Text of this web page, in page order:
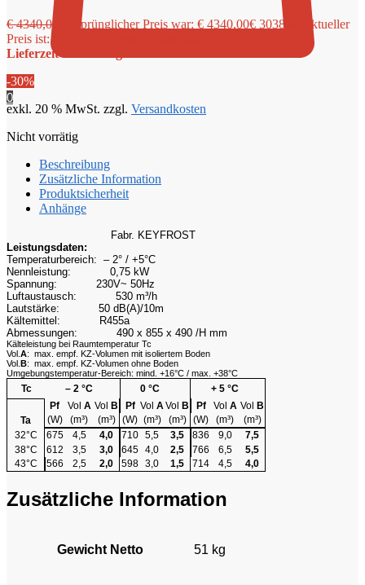
0
€4340,00 Ursprünglicher Preis war: € 4340,00€ 3038,00
Aktueller
Preis ist: € 3038,00.
Lieferzeit auf Anfrage
-30%
exkl. 20 % MwSt. zzgl. Versandkosten
Nicht vorrätig
Beschreibung
Zusätzliche Information
Produktsicherheit
Anhänge
Fabr. KEYFROST
Leistungsdaten:
Temperaturbereich: – 2° / +5°C
Nennleistung:
0,75 kW
Spannung:
230V~ 50Hz
Luftaustausch:
530 m³/h
Lautstärke:
50 dB(A)/10m
Kältemittel:
R455a
Abmessungen:
490 x 855 x 490 /H mm
Kälteleistung bei Raumtemperatur Tc
Vol. A: max. empf. KZ-Volumen mit isoliertem Boden
Vol. B: max. empf. KZ-Volumen ohne Boden
Umgebungstemperatur-Bereich: mind. +16°C / max. +38°C
Tc – 2 °C 0 °C
+ 5 °C
Pf
Vol A Vol B Pf Vol AVol B Pf Vol A Vol B
Ta
(W) (m³) (m³) (W) (m³) (m³) (W) (m³)
(m³)
32°C
675 4,5 4,0 710 5,5 3,5 836 9,0
7,5
38°C
612 3,5 3,0 645 4,0 2,5 766 6,5
5,5
43°C
566 2,5 2,0 598 3,0 1,5 714 4,5 4,0
Zusätzliche Information
Gewicht Netto 51 kg